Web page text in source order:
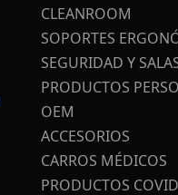
CLEANROOM
SOPORTES
SEGURIDAD Y
PRODUCTOS
OEM
ACCESORIOS
CARROS MÉDICOS
PRODUCTOS COVID